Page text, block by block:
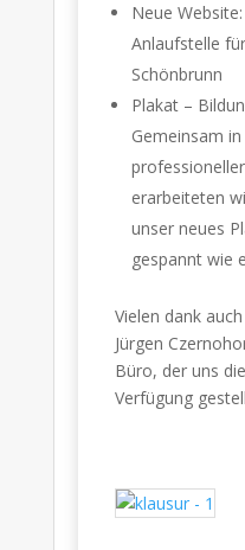
Neue
Anlaufstelle
Schönbrunn
Plakat –
Gemeinsam
erarbeiteten
unser neues
gespannt wie
Vielen dank
Jürgen
Büro, der uns
Verfügung